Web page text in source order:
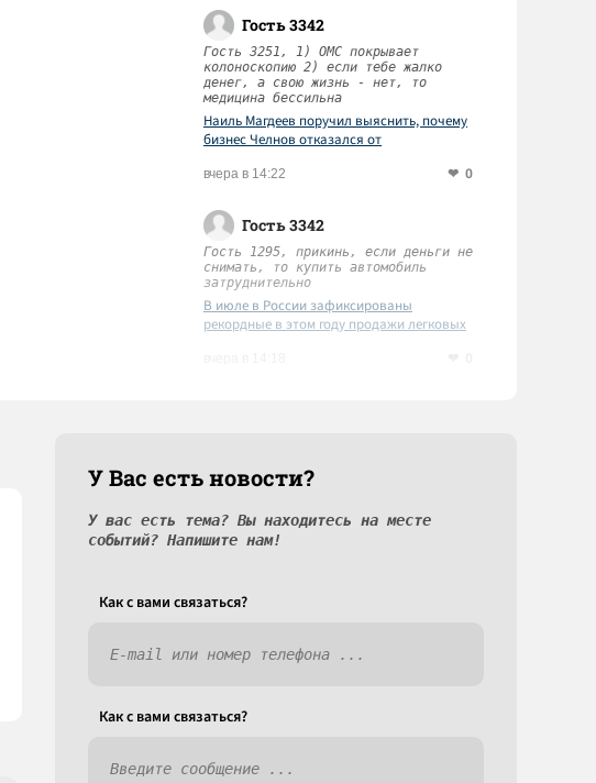
Гость 3342
Гость 3251, 1) ОМС покрывает
колоноскопию 2) если тебе жалко
денег, а свою жизнь - нет, то
медицина бессильна
Наиль Магдеев поручил выяснить, почему
бизнес Челнов отказался от
вчера в 14:22 0
Гость 3342
Гость 1295, прикинь, если деньги не
снимать, то купить автомобиль
затруднительно
В июле в России зафиксированы
рекордные в этом году продажи легковых
У Вас есть новости?
У вас есть тема? Вы находитесь на месте
событий? Напишите нам!
Как c вами связаться?
Как c вами связаться?